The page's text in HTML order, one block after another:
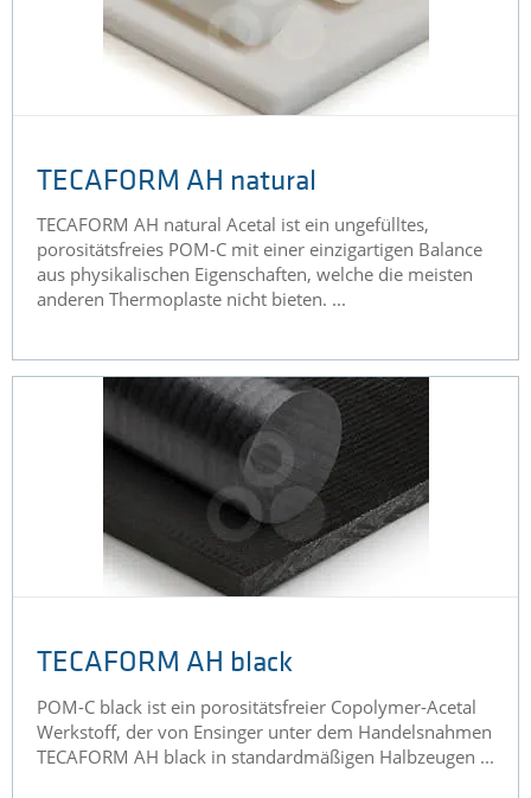
TECAFORM AH natural
TECAFORM AH natural Acetal ist ein ungefülltes,
porositätsfreies POM-C mit einer einzigartigen Balance
aus physikalischen Eigenschaften, welche die meisten
anderen Thermoplaste nicht bieten. ...
​TECAFORM AH black
POM-C black ist ein porositätsfreier Copolymer-Acetal
Werkstoff, der von Ensinger unter dem Handelsnahmen
TECAFORM AH black in standardmäßigen Halbzeugen ...